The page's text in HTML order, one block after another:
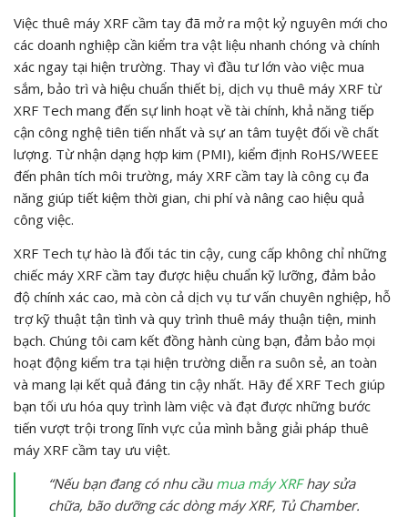
Việc thuê máy XRF cầm tay đã mở ra một kỷ nguyên mới cho
các doanh nghiệp cần kiểm tra vật liệu nhanh chóng và chính
xác ngay tại hiện trường. Thay vì đầu tư lớn vào việc mua
sắm, bảo trì và hiệu chuẩn thiết bị, dịch vụ thuê máy XRF từ
XRF Tech mang đến sự linh hoạt về tài chính, khả năng tiếp
cận công nghệ tiên tiến nhất và sự an tâm tuyệt đối về chất
lượng. Từ nhận dạng hợp kim (PMI), kiểm định RoHS/WEEE
đến phân tích môi trường, máy XRF cầm tay là công cụ đa
năng giúp tiết kiệm thời gian, chi phí và nâng cao hiệu quả
công việc.
XRF Tech tự hào là đối tác tin cậy, cung cấp không chỉ những
chiếc máy XRF cầm tay được hiệu chuẩn kỹ lưỡng, đảm bảo
độ chính xác cao, mà còn cả dịch vụ tư vấn chuyên nghiệp, hỗ
trợ kỹ thuật tận tình và quy trình thuê máy thuận tiện, minh
bạch. Chúng tôi cam kết đồng hành cùng bạn, đảm bảo mọi
hoạt động kiểm tra tại hiện trường diễn ra suôn sẻ, an toàn
và mang lại kết quả đáng tin cậy nhất. Hãy để XRF Tech giúp
bạn tối ưu hóa quy trình làm việc và đạt được những bước
tiến vượt trội trong lĩnh vực của mình bằng giải pháp thuê
máy XRF cầm tay ưu việt.
“Nếu bạn đang có nhu cầu mua máy XRFhay sửa
chữa, bão dưỡng các dòng máy XRF, Tủ Chamber.